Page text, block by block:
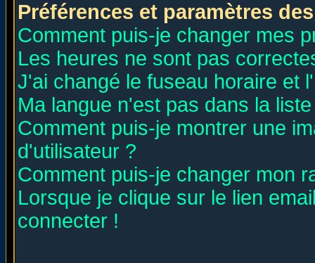
Préférences et paramètres
Comment puis-je changer mes
Les heures ne sont pas
J'ai changé le fuseau horaire et
Ma langue n'est pas dans la
Comment puis-je montrer une
d'utilisateur ?
Comment puis-je changer mon
Lorsque je clique sur le lien
connecter !